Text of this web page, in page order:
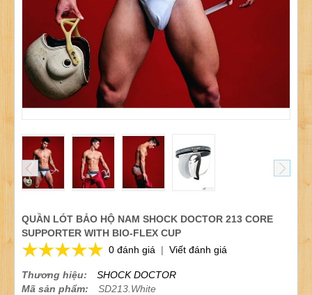
QUẦN LÓT BẢO HỘ NAM SHOCK DOCTOR 213 CORE
SUPPORTER WITH BIO-FLEX CUP
0 đánh giá | Viết đánh giá
Thương hiệu:
SHOCK DOCTOR
Mã sản phẩm:
SD213.White